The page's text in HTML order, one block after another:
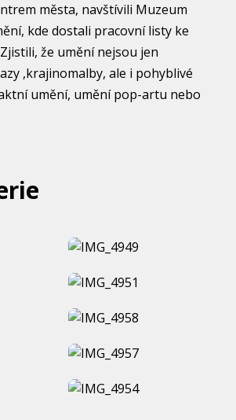
města, navštívili Muzeum
kde dostali pracovní listy ke
že umění nejsou jen
,krajinomalby, ale i pohyblivé
umění, umění pop-artu nebo